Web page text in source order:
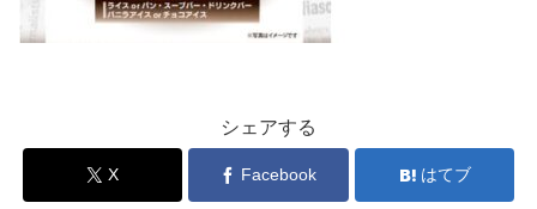
シェアする
X Facebook はてブ